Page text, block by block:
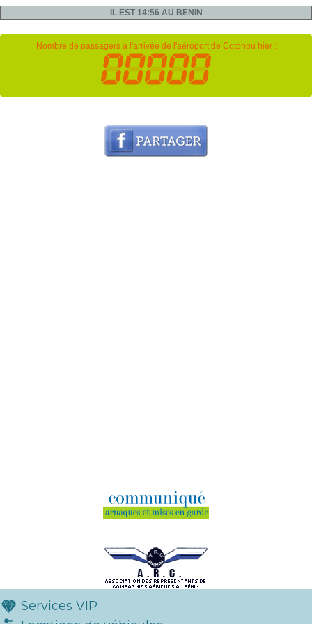
IL EST 14:56 AU BENIN
Nombre de passagers à l'arrivée de l'aéroport de Cotonou hier :
Services VIP